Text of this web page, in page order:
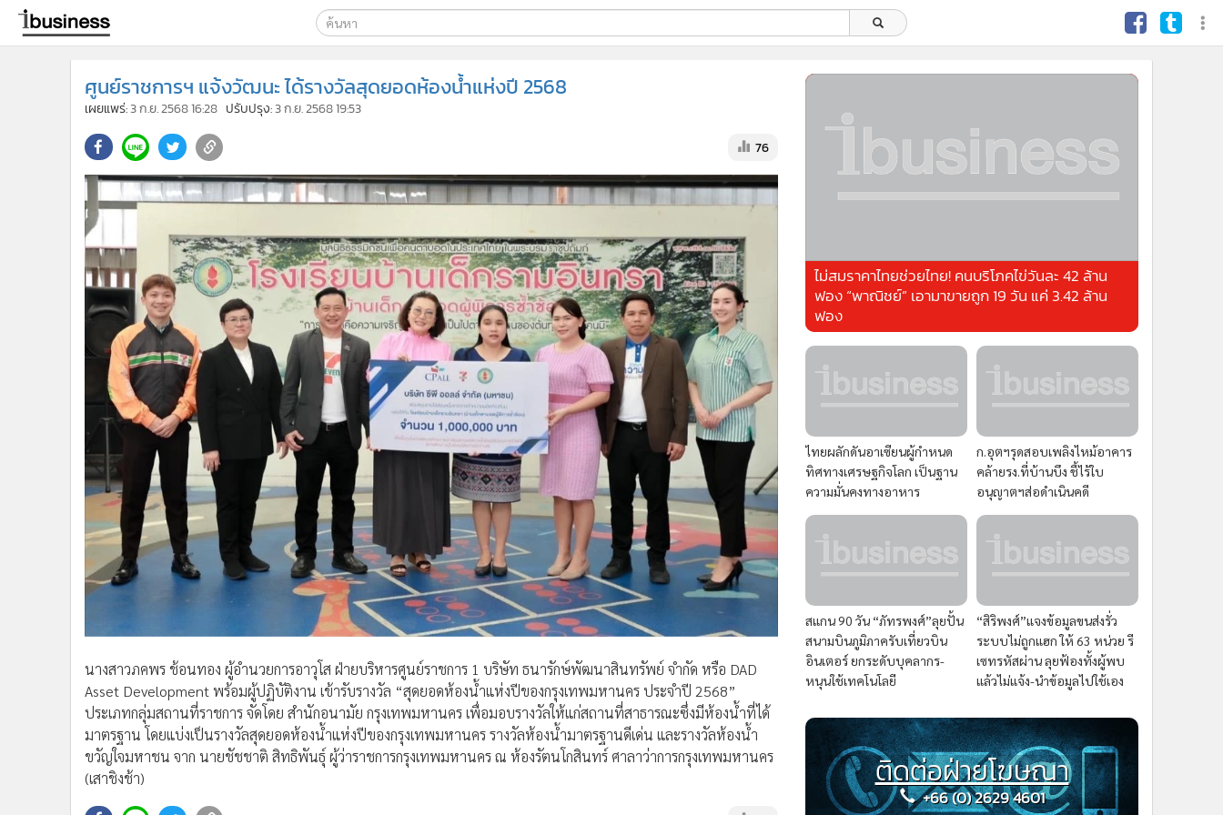
ค้นหา
ค้นหาขั้นสูง
ศูนย์ราชการฯ แจ้งวัฒนะ ได้รางวัลสุดยอดห้องน้ำแห่งปี 2568
เผยแพร่:3 ก.ย. 2568 16:28 ปรับปรุง:3 ก.ย. 2568 19:53
76
นางสาวภคพร ช้อนทอง ผู้อำนวยการอาวุโส ฝ่ายบริหารศูนย์ราชการ 1 บริษัท ธนารักษ์พัฒนาสินทรัพย์ จำกัด หรือ DAD
Asset Development พร้อมผู้ปฏิบัติงาน เข้ารับรางวัล “สุดยอดห้องน้ำแห่งปีของกรุงเทพมหานคร ประจำปี 2568”
ประเภทกลุ่มสถานที่ราชการ จัดโดย สำนักอนามัย กรุงเทพมหานคร เพื่อมอบรางวัลให้แก่สถานที่สาธารณะซึ่งมีห้องน้ำที่ได้
มาตรฐาน โดยแบ่งเป็นรางวัลสุดยอดห้องน้ำแห่งปีของกรุงเทพมหานคร รางวัลห้องน้ำมาตรฐานดีเด่น และรางวัลห้องน้ำ
ขวัญใจมหาชน จาก นายชัชชาติ สิทธิพันธุ์ ผู้ว่าราชการกรุงเทพมหานคร ณ ห้องรัตนโกสินทร์ ศาลาว่าการกรุงเทพมหานคร
(เสาชิงช้า)
ไม่สมราคาไทยช่วยไทย! คนบริโภคไข่วันละ 42 ล้าน
ฟอง “พาณิชย์” เอามาขายถูก 19 วัน แค่ 3.42 ล้าน
ฟอง
ไทยผลักดันอาเซียนผู้กำหนด
ทิศทางเศรษฐกิจโลก เป็นฐาน
ความมั่นคงทางอาหาร
ก.อุตฯรุดสอบเพลิงไหม้อาคาร
คล้ายรง.ที่บ้านบึง ชี้ไร้ใบ
อนุญาตฯส่อดำเนินคดี
สแกน 90 วัน “ภัทรพงศ์”ลุยปั้น
สนามบินภูมิภาครับเที่ยวบิน
อินเตอร์ ยกระดับบุคลากร-
หนุนใช้เทคโนโลยี
“สิริพงศ์”แจงข้อมูลขนส่งรั่ว
ระบบไม่ถูกแฮก ให้ 63 หน่วย รี
เซทรหัสผ่าน ลุยฟ้องทั้งผู้พบ
แล้วไม่แจ้ง-นำข้อมูลไปใช้เอง
ติดต่อฝ่ายโฆษณา
+66 (0) 2629 4601